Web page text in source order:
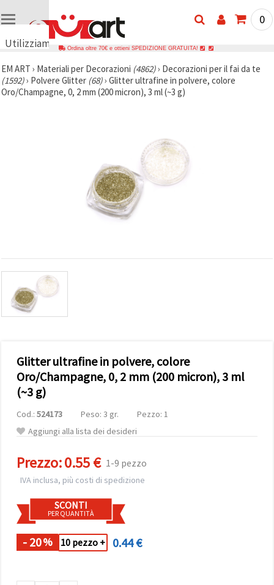
Utilizziamo
🍪
Utilizziamo
cookie e
migliorare
visualizzare
contenuti
personalizzati.
tutti i
cookie. •
Clicca su
"Impostazioni
Cookie" per
personalizzare
le tue
scelte. •
Puoi
o revocare
il tuo
consenso
momento.
Per ulteriori
informazioni,
la nostra
Politica sui
0
Ordina oltre 70€ e ottieni SPEDIZIONE GRATUITA!
EM ART › Materiali per Decorazioni (4862)› Decorazioni per il fai da te
(1592)› Polvere Glitter (68)› Glitter ultrafine in polvere, colore
Oro/Champagne, 0, 2 mm (200 micron), 3 ml (~3 g)
Glitter ultrafine in polvere, colore
Oro/Champagne, 0, 2 mm (200 micron), 3 ml
(~3 g)
Cod.: 524173 Peso: 3 gr.
Pezzo: 1
Aggiungi alla lista dei desideri
Prezzo:0.55 € 1-9 pezzo
IVA inclusa, più costi di spedizione
SCONTI
PER QUANTITÀ
- 20% 10 pezzo + 0.44 €